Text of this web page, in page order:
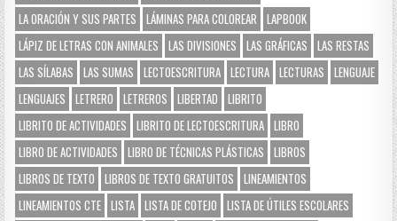
LA ORACIÓN Y SUS PARTES
LÁMINAS PARA COLOREAR
LAPBOOK
LÁPIZ DE LETRAS CON ANIMALES
LAS DIVISIONES LAS GRÁFICAS
LAS RESTAS
LAS SÍLABAS
LAS SUMAS LECTOESCRITURA LECTURA LECTURAS
LENGUAJE
LENGUAJES
LETRERO LETREROS LIBERTAD
LIBRITO
LIBRITO DE ACTIVIDADES
LIBRITO DE LECTOESCRITURA LIBRO
LIBRO DE ACTIVIDADES
LIBRO DE TÉCNICAS PLÁSTICAS
LIBROS
LIBROS DE TEXTO
LIBROS DE TEXTO GRATUITOS
LINEAMIENTOS
LINEAMIENTOS CTE LISTA LISTA DE COTEJO
LISTA DE ÚTILES ESCOLARES